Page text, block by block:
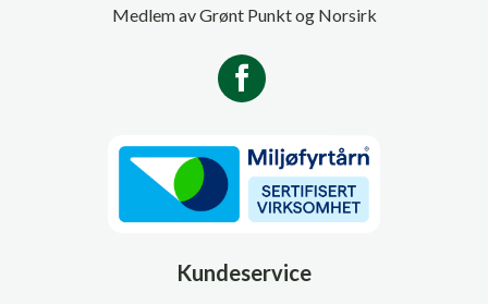
Medlem av Grønt Punkt og Norsirk
Kundeservice